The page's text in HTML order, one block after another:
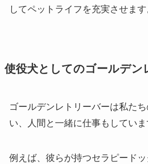
してペットライフを充実させます
使役犬としてのゴールデン
ゴールデンレトリーバーは私た
い、人間と一緒に仕事もしていま
例えば、彼らが持つセラピード